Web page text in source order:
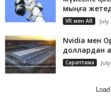
мыңға
VR мен AR July
Nvidia мен
доллардан
Сараптама